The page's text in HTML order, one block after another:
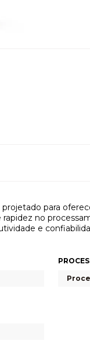
para
no
e